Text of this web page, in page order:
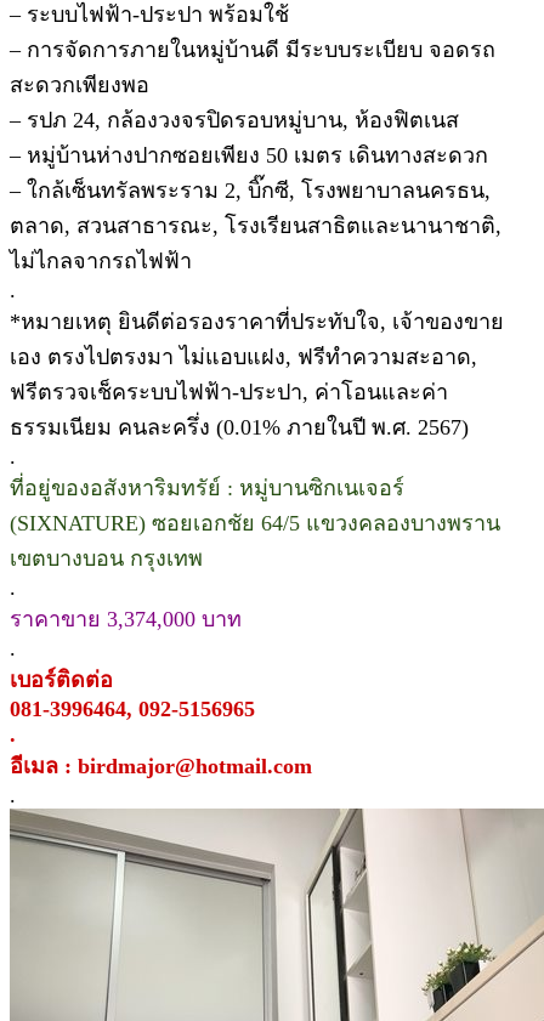
– ระบบไฟฟ้า-ประปา พร้อมใช้
– การจัดการภายในหมู่บ้านดี มีระบบระเบียบ จอดรถ
สะดวกเพียงพอ
– รปภ 24, กล้องวงจรปิดรอบหมู่บาน, ห้องฟิตเนส
– หมู่บ้านห่างปากซอยเพียง 50 เมตร เดินทางสะดวก
– ใกล้เซ็นทรัลพระราม 2, บิ๊กซี, โรงพยาบาลนครธน,
ตลาด, สวนสาธารณะ, โรงเรียนสาธิตและนานาชาติ,
ไม่ไกลจากรถไฟฟ้า
.
*หมายเหตุ ยินดีต่อรองราคาที่ประทับใจ, เจ้าของขาย
เอง ตรงไปตรงมา ไม่แอบแฝง, ฟรีทำความสะอาด,
ฟรีตรวจเช็คระบบไฟฟ้า-ประปา, ค่าโอนและค่า
ธรรมเนียม คนละครึ่ง (0.01% ภายในปี พ.ศ. 2567)
.
ที่อยู่ของอสังหาริมทรัย์ : หมู่บานซิกเนเจอร์
(SIXNATURE) ซอยเอกชัย 64/5 แขวงคลองบางพราน
เขตบางบอน กรุงเทพ
.
ราคาขาย 3,374,000 บาท
.
เบอร์ติดต่อ
081-3996464, 092-5156965
.
อีเมล : birdmajor@hotmail.com
.